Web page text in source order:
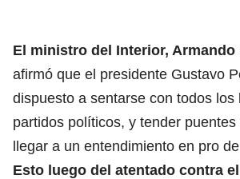
El ministro del Interior, Armando
afirmó que el presidente Gustavo
dispuesto a sentarse con todos los
partidos políticos, y tender
llegar a un entendimiento en pro
Esto luego del atentado contra